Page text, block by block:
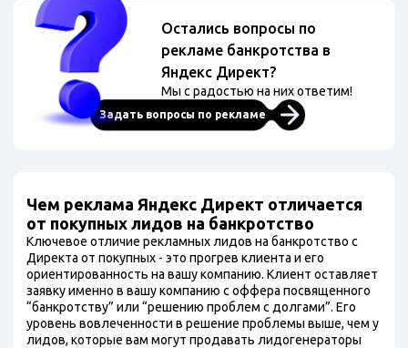
Остались вопросы по
рекламе банкротства в
Яндекс Директ?
Мы с радостью на них ответим!
Задать вопросы по рекламе
Чем реклама Яндекс Директ отличается
от покупных лидов на банкротство
Ключевое отличие рекламных лидов на банкротство с
Директа от покупных - это прогрев клиента и его
ориентированность на вашу компанию. Клиент оставляет
заявку именно в вашу компанию с оффера посвященного
“банкротству” или “решению проблем с долгами”. Его
уровень вовлеченности в решение проблемы выше, чем у
лидов, которые вам могут продавать лидогенераторы